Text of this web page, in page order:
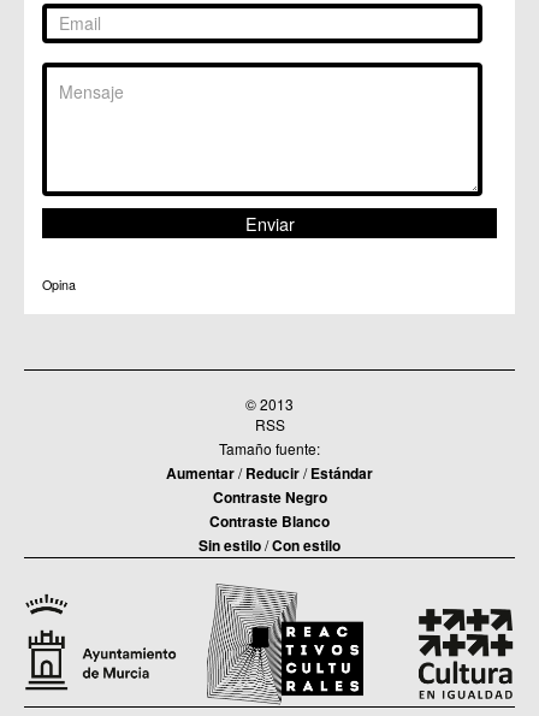
Opina
© 2013
RSS
Tamaño fuente:
Aumentar/Reducir/Estándar
Contraste Negro
Contraste Blanco
Sin estilo/Con estilo